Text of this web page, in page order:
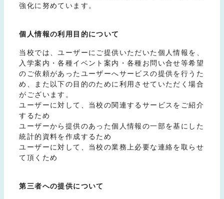
強化に努めています。
個人情報の利用目的について
当校では、ユーザーにご提供いただいた個人情報を、
入学案内・各種イベント案内・各種お問い合せ等希望
のご依頼があったユーザーへサービスの提供を行うた
め、また以下の目的のために利用させていただく場合
がございます。
ユーザーに対して、当校の関連するサービスをご紹介
するため
ユーザーから提供のあった個人情報の一部を基にした
統計的資料を作成するため
ユーザーに対して、当校の業務上必要な連絡を取らせ
て頂くため
第三者への提供について